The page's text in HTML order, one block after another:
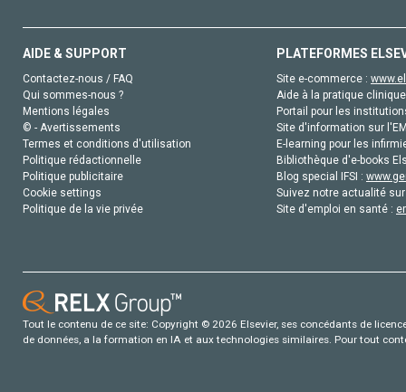
AIDE & SUPPORT
Contactez-nous / FAQ
Qui sommes-nous ?
Mentions légales
© - Avertissements
Termes et conditions d'utilisation
Politique rédactionnelle
Politique publicitaire
Cookie settings
Politique de la vie privée
PLATEFORMES
Site e-commerce :
Aide à la pratique
Portail pour les
Site d'information sur
E-learning pour les
Bibliothèque d'e-books
Blog special IFSI :
Suivez notre actualité
Site d'emploi en santé :
Tout le contenu de ce site: Copyright © 2026 Elsevier, ses concédants de
de données, a la formation en IA et aux technologies similaires. Pour tout